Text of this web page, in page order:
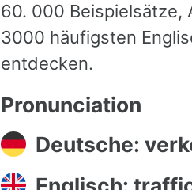
60. 000 Beispielsätze,
3000 häufigsten
entdecken.
Pronunciation
Deutsche:
Englisch: